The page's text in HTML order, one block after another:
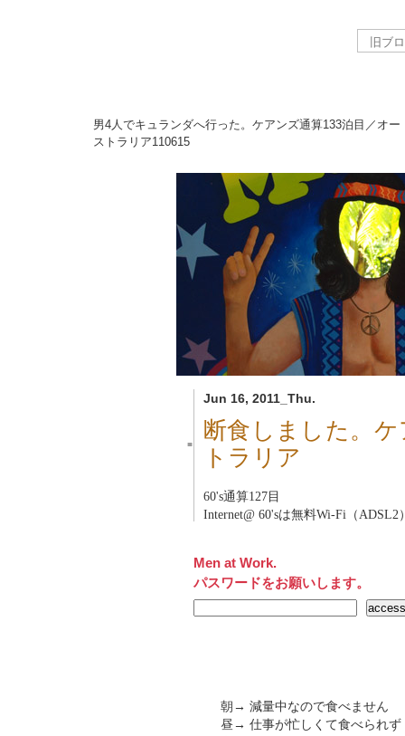
男4人でキュランダへ行った。ケアンズ通算133泊目／オー
ストラリア110615
Jun 16, 2011_Thu.
■
断食しました。
トラリア
60's通算127目
Internet@ 60'sは無料Wi-Fi（ADSL2
Men at Work.
パスワードをお願いします。
朝→ 減量中なので食べません
昼→ 仕事が忙しくて食べられず